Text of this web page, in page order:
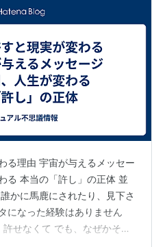
る理由 宇宙が与えるメッセー
る 本当の「許し」の正体 並
かに馬鹿にされたり、見下さ
になった経験はありません
せなくて でも、なぜかその